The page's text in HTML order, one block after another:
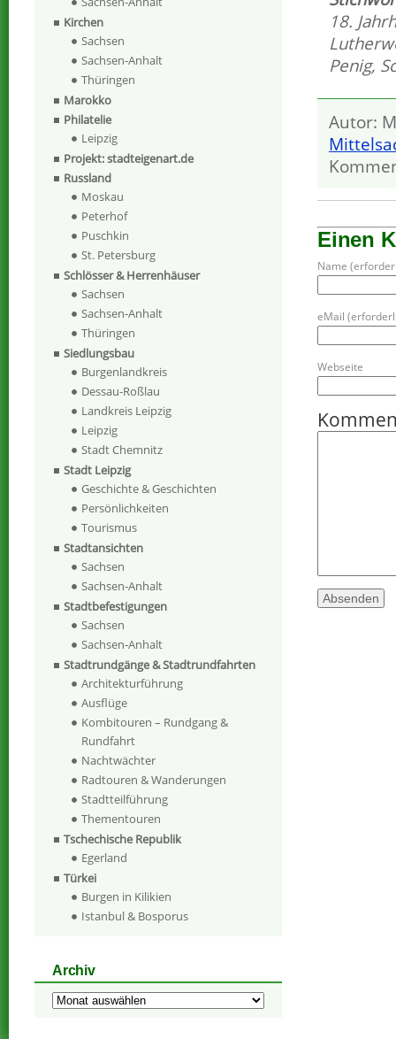
18.
Penig,
Autor:
Einen
Name
eMail
Webseite
Kirchen
Sachsen
Sachsen-Anhalt
Thüringen
Marokko
Philatelie
Leipzig
Projekt: stadteigenart.de
Russland
Moskau
Peterhof
Puschkin
St. Petersburg
Schlösser & Herrenhäuser
Sachsen
Sachsen-Anhalt
Thüringen
Siedlungsbau
Burgenlandkreis
Dessau-Roßlau
Landkreis Leipzig
Leipzig
Stadt Chemnitz
Stadt Leipzig
Geschichte & Geschichten
Persönlichkeiten
Tourismus
Stadtansichten
Sachsen
Sachsen-Anhalt
Stadtbefestigungen
Sachsen
Sachsen-Anhalt
Stadtrundgänge & Stadtrundfahrten
Architekturführung
Ausflüge
Kombitouren – Rundgang &
Rundfahrt
Nachtwächter
Radtouren & Wanderungen
Stadtteilführung
Thementouren
Tschechische Republik
Egerland
Türkei
Burgen in Kilikien
Istanbul & Bosporus
Archiv
Archiv